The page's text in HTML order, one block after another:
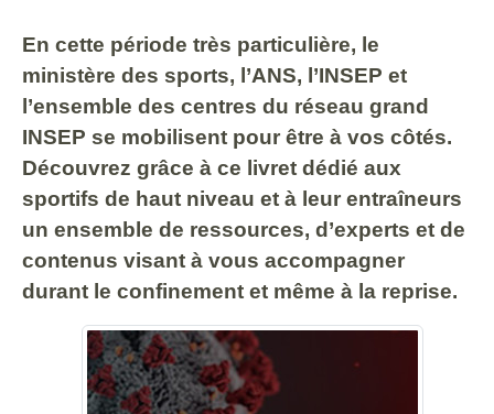
En cette période très particulière, le
ministère des sports, l’ANS, l’INSEP et
l’ensemble des centres du réseau grand
INSEP se mobilisent pour être à vos côtés.
Découvrez grâce à ce livret dédié aux
sportifs de haut niveau et à leur entraîneurs
un ensemble de ressources, d’experts et de
contenus visant à vous accompagner
durant le confinement et même à la reprise.